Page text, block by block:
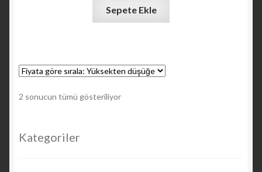
Sepete Ekle
2 sonucun tümü gösteriliyorFiyata
Kategoriler